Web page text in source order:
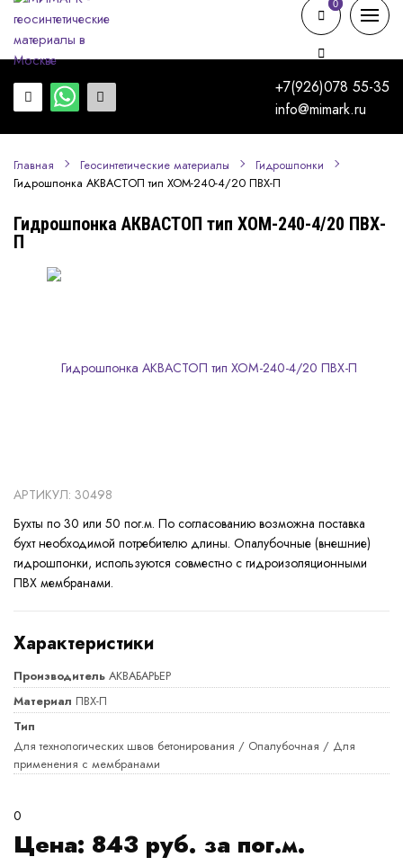
+7(926)078 55-35
info@mimark.ru
0
0
Главная Геосинтетические материалы Гидрошпонки
Гидрошпонка АКВАСТОП тип ХОМ-240-4/20 ПВХ-П
Гидрошпонка АКВАСТОП тип ХОМ-240-4/20 ПВХ-
П
АРТИКУЛ: 30498
Бухты по 30 или 50 пог.м. По согласованию возможна поставка
бухт необходимой потребителю длины. Опалубочные (внешние)
гидрошпонки, используются совместно с гидроизоляционными
ПВХ мембранами.
Характеристики
Производитель АКВАБАРЬЕР
Материал ПВХ-П
Тип
Для технологических швов бетонирования / Опалубочная / Для
применения с мембранами
0
Цена: 843 руб. за пог.м.